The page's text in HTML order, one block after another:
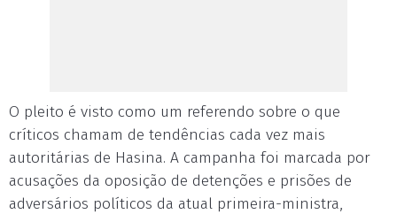
O pleito é visto como um referendo sobre o que
críticos chamam de tendências cada vez mais
autoritárias de Hasina. A campanha foi marcada por
acusações da oposição de detenções e prisões de
adversários políticos da atual primeira-ministra,